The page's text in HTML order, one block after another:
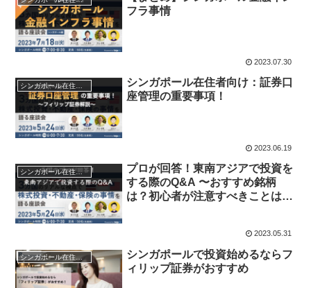
フラ事情
2023.07.30
シンガポール在住者向け投資とお金情報
シンガポール在住者向け：証券口
座管理の重要事項！
2023.06.19
シンガポール在住者向け投資とお金情報
プロが回答！東南アジアで投資を
する際のQ&A 〜おすすめ銘柄
は？初心者が注意すべきことは？
2023.05.31
シンガポール在住者向け投資とお金情報
シンガポールで投資始めるならフ
ィリップ証券がおすすめ